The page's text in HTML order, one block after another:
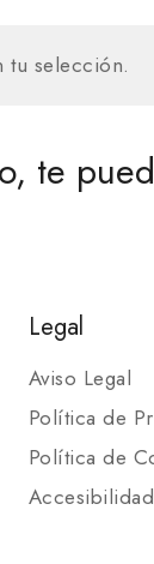
tu selección.
te
Legal
Aviso Legal
Política de
Política de
Accesibilidad